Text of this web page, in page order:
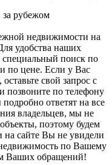
рубежом
недвижимости на
удобства наших
специальный поиск по
по цене. Если у Вас
свой запрос с
позвоните по телефону
ответят на все
владельцев, мы не
поэтому будем
сайте Вы не увидели
по Вашему
Ваших обращений!